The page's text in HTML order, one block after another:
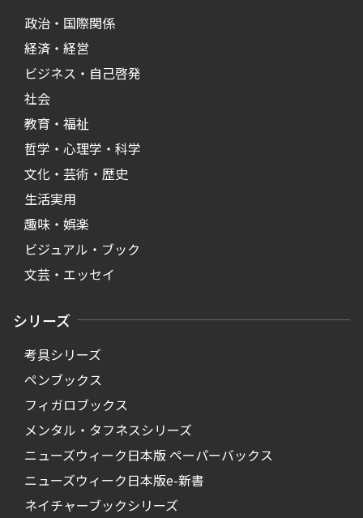
政治・国際関係
経済・経営
ビジネス・自己啓発
社会
教育・福祉
哲学・心理学・科学
文化・芸術・歴史
生活実用
趣味・娯楽
ビジュアル・ブック
文芸・エッセイ
シリーズ
考具シリーズ
ペンブックス
フィガロブックス
メンタル・タフネスシリーズ
ニューズウィーク日本版 ペーパーバックス
ニューズウィーク日本版e-新書
ネイチャーブックシリーズ